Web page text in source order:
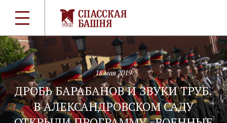
18 мая 2019
ДРОБЬ БАРАБАНОВ И ЗВУКИ ТРУБ.
В АЛЕКСАНДРОВСКОМ САДУ